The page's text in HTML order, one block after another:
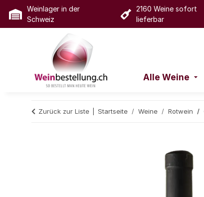
Weinlager in der
Schweiz
2160 Weine sofort
lieferbar
Alle Weine
Zurück zur Liste Startseite Weine Rotwein